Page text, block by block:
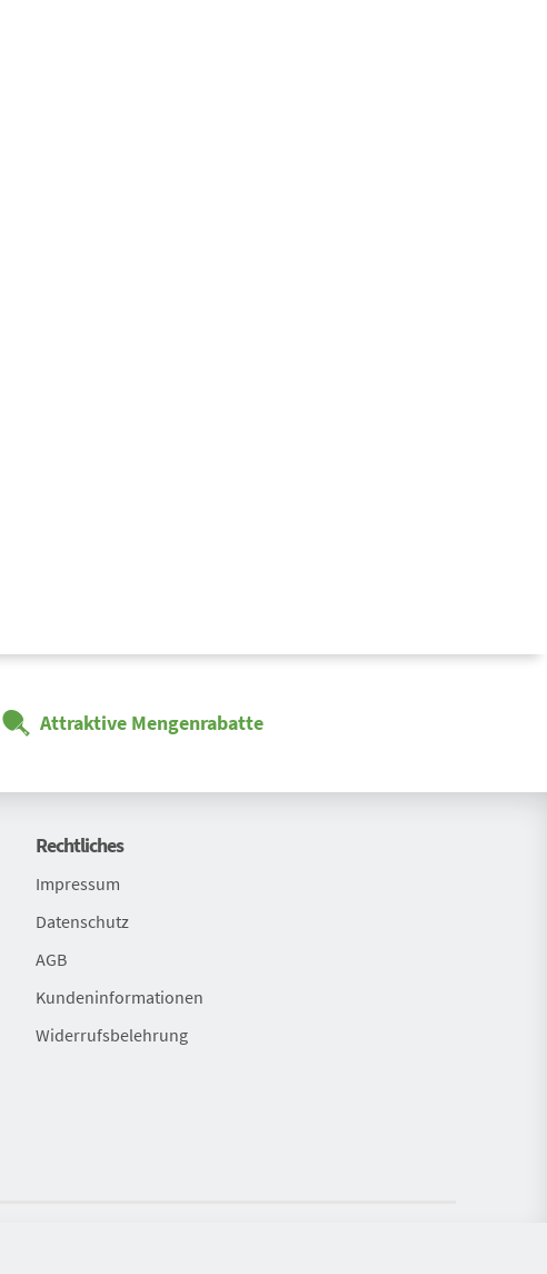
Attraktive Mengenrabatte
Rechtliches
Impressum
Datenschutz
AGB
Kundeninformationen
Widerrufsbelehrung